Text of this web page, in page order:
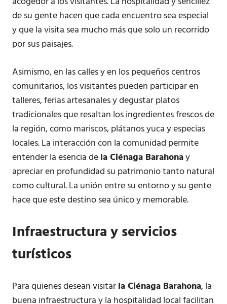
de su gente hacen que cada encuentro sea especial
y que la visita sea mucho más que solo un recorrido
por sus paisajes.
Asimismo, en las calles y en los pequeños centros
comunitarios, los visitantes pueden participar en
talleres, ferias artesanales y degustar platos
tradicionales que resaltan los ingredientes frescos de
la región, como mariscos, plátanos yuca y especias
locales. La interacción con la comunidad permite
entender la esencia dela Ciénaga Barahonay
apreciar en profundidad su patrimonio tanto natural
como cultural. La unión entre su entorno y su gente
hace que este destino sea único y memorable.
Infraestructura y servicios
turísticos
Para quienes desean visitarla Ciénaga Barahona, la
buena infraestructura y la hospitalidad local facilitan